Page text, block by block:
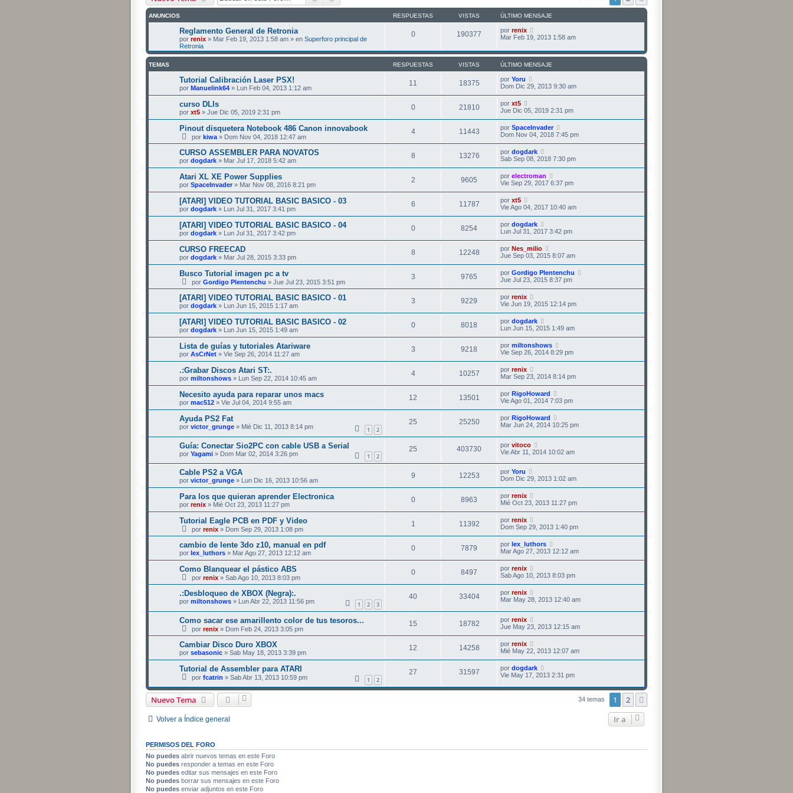
m
e
s
a
e
ANUNCIOS RESPUESTAS VISTAS ÚLTIMO MENSAJE
Reglamento General de Retronia
por renix » Mar Feb 19, 2013 1:58 am » en Superforo principal de
Retronia
0 190377 por renix
Mar Feb 19, 2013 1:58 am
TEMAS RESPUESTAS VISTAS ÚLTIMO MENSAJE
Tutorial Calibración Laser PSX!
por Manuelink64 » Lun Feb 04, 2013 1:12 am
11 18375 por Yoru
Dom Dic 29, 2013 9:30 am
curso DLIs
por xt5 » Jue Dic 05, 2019 2:31 pm
0 21810 por xt5
Jue Dic 05, 2019 2:31 pm
Pinout disquetera Notebook 486 Canon innovabook
por kiwa » Dom Nov 04, 2018 12:47 am
4 11443 por SpaceInvader
Dom Nov 04, 2018 7:45 pm
CURSO ASSEMBLER PARA NOVATOS
por dogdark » Mar Jul 17, 2018 5:42 am
8 13276 por dogdark
Sab Sep 08, 2018 7:30 pm
Atari XL XE Power Supplies
por SpaceInvader» Mar Nov 08, 2016 8:21 pm
2 9605 por electroman
Vie Sep 29, 2017 6:37 pm
[ATARI] VIDEO TUTORIAL BASIC BASICO - 03
por dogdark » Lun Jul 31, 2017 3:41 pm
6 11787 por xt5
Vie Ago 04, 2017 10:40 am
[ATARI] VIDEO TUTORIAL BASIC BASICO - 04
por dogdark » Lun Jul 31, 2017 3:42 pm
0 8254 por dogdark
Lun Jul 31, 2017 3:42 pm
CURSO FREECAD
por dogdark » Mar Jul 28, 2015 3:33 pm
8 12248 por Nes_milio
Jue Sep 03, 2015 8:07 am
Busco Tutorial imagen pc a tv
por Gordigo Plentenchu » Jue Jul 23, 2015 3:51 pm
3 9765 por Gordigo Plentenchu
Jue Jul 23, 2015 8:37 pm
[ATARI] VIDEO TUTORIAL BASIC BASICO - 01
por dogdark » Lun Jun 15, 2015 1:17 am
3 9229 por renix
Vie Jun 19, 2015 12:14 pm
[ATARI] VIDEO TUTORIAL BASIC BASICO - 02
por dogdark » Lun Jun 15, 2015 1:49 am
0 8018 por dogdark
Lun Jun 15, 2015 1:49 am
Lista de guías y tutoriales Atariware
por AsCrNet » Vie Sep 26, 2014 11:27 am
3 9218 por miltonshows
Vie Sep 26, 2014 8:29 pm
.:Grabar Discos Atari ST:.
por miltonshows » Lun Sep 22, 2014 10:45 am
4 10257 por renix
Mar Sep 23, 2014 8:14 pm
Necesito ayuda para reparar unos macs
por mac512 » Vie Jul 04, 2014 9:55 am
12 13501 por RigoHoward
Vie Ago 01, 2014 7:03 pm
Ayuda PS2 Fat
por victor_grunge » Mié Dic 11, 2013 8:14 pm 1 2
25 25250 por RigoHoward
Mar Jun 24, 2014 10:25 pm
Guía: Conectar Sio2PC con cable USB a Serial
por Yagami » Dom Mar 02, 2014 3:26 pm 1 2
25 403730 por vitoco
Vie Abr 11, 2014 10:02 am
Cable PS2 a VGA
por victor_grunge » Lun Dic 16, 2013 10:56 am
9 12253 por Yoru
Dom Dic 29, 2013 1:02 am
Para los que quieran aprender Electronica
por renix » Mié Oct 23, 2013 11:27 pm
0 8963 por renix
Mié Oct 23, 2013 11:27 pm
Tutorial Eagle PCB en PDF y Video
por renix » Dom Sep 29, 2013 1:08 pm
1 11392 por renix
Dom Sep 29, 2013 1:40 pm
cambio de lente 3do z10, manual en pdf
por lex_luthors » Mar Ago 27, 2013 12:12 am
0 7879 por lex_luthors
Mar Ago 27, 2013 12:12 am
Como Blanquear el pástico ABS
por renix » Sab Ago 10, 2013 8:03 pm
0 8497 por renix
Sab Ago 10, 2013 8:03 pm
.:Desbloqueo de XBOX (Negra):.
por miltonshows » Lun Abr 22, 2013 11:56 pm 1 2 3
40 33404 por renix
Mar May 28, 2013 12:40 am
Como sacar ese amarillento color de tus tesoros...
por renix » Dom Feb 24, 2013 3:05 pm
15 18782 por renix
Jue May 23, 2013 12:15 am
Cambiar Disco Duro XBOX
por sebasonic » Sab May 18, 2013 3:39 pm
12 14258 por renix
Mié May 22, 2013 12:07 am
Tutorial de Assembler para ATARI
por fcatrin » Sab Abr 13, 2013 10:59 pm 1 2
27 31597 por dogdark
Vie May 17, 2013 2:31 pm
Nuevo Tema 34 temas 1 2
Volver a Índice general Ir a
PERMISOS DEL FORO
No puedes abrir nuevos temas en este Foro
No puedes responder a temas en este Foro
No puedes editar sus mensajes en este Foro
No puedes borrar sus mensajes en este Foro
No puedes enviar adjuntos en este Foro